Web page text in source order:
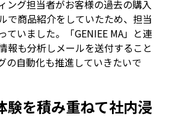
ング担当者がお客様の過去の購入
で商品紹介をしていたため、担当
ていました。「GENIEE MA」と連
報も分析しメールを送付すること
の自動化も推進していきたいで
験を積み重ねて社内浸